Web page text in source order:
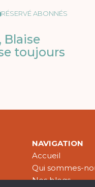
RÉSERVÉ ABONNÉS
Blaise
toujours
NAVIGATION
Accueil
Qui sommes-
Nos blogs